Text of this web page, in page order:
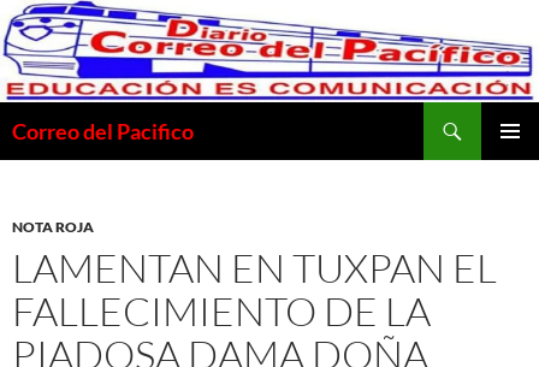
Saltar
al
contenido
Correo del Pacifico
NOTA ROJA
LAMENTAN EN TUXPAN EL
FALLECIMIENTO DE LA
PIADOSA DAMA DOÑA